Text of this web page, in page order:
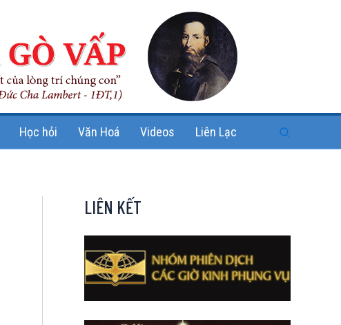
Học hỏi Văn Hoá Videos Liên Lạc Search
LIÊN KẾT